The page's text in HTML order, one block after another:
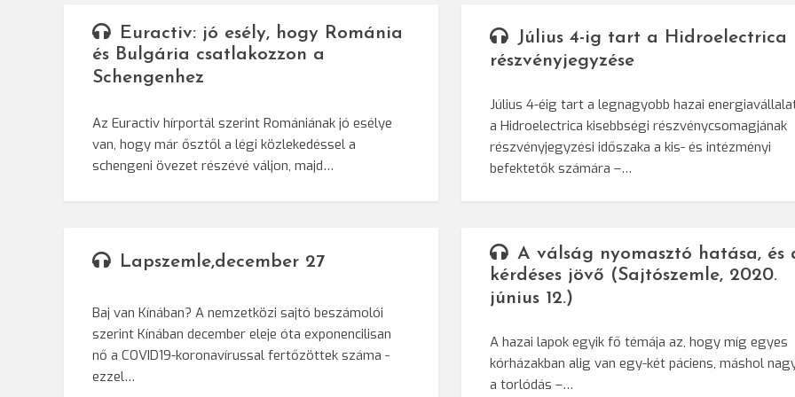
Euractiv: jó esély, hogy Románia
és Bulgária csatlakozzon a
Schengenhez
Az Euractiv hírportál szerint Romániának jó esélye
van, hogy már ősztől a légi közlekedéssel a
schengeni övezet részévé váljon, majd…
Július 4-ig tart a Hidroelectrica
részvényjegyzése
Július 4-éig tart a legnagyobb hazai
a Hidroelectrica kisebbségi részvénycsomagjának
részvényjegyzési időszaka a kis- és intézményi
befektetők számára –…
Lapszemle,december 27
Baj van Kínában? A nemzetközi sajtó beszámolói
szerint Kínában december eleje óta exponencilisan
nő a COVID19-koronavírussal fertőzöttek száma -
ezzel…
A válság nyomasztó hatása, és
kérdéses jövő (Sajtószemle, 2020.
június 12.)
A hazai lapok egyik fő témája az, hogy míg egyes
kórházakban alig van egy-két páciens, máshol
a torlódás –…